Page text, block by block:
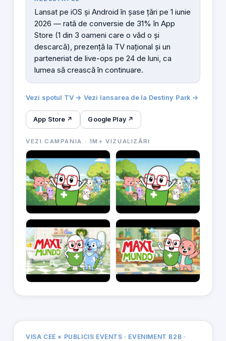
Lansat pe iOS și Android în șase țări pe 1 iunie
2026 — rată de conversie de 31% în App
Store (1 din 3 oameni care o văd o și
descarcă), prezență la TV național și un
parteneriat de live-ops pe 24 de luni, ca
lumea să crească în continuare.
Vezi spotul TV → Vezi lansarea de la Destiny Park →
App Store ↗ Google Play ↗
VEZI CAMPANIA · 1M+ VIZUALIZĂRI
VISA CEE × PUBLICIS EVENTS · EVENIMENT B2B ·